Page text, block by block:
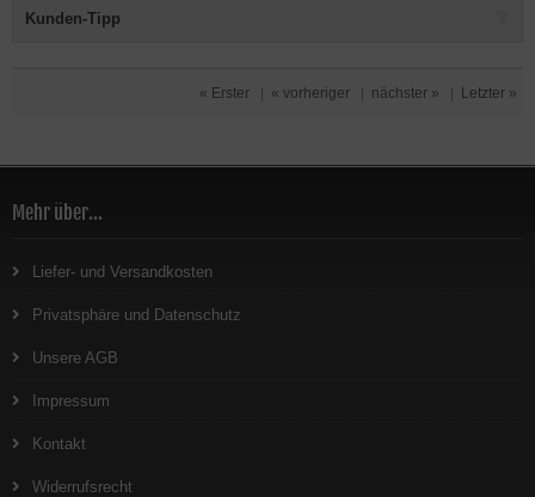
Kunden-Tipp
« Erster « vorheriger nächster » Letzter »
Mehr über...
Liefer- und Versandkosten
Privatsphäre und Datenschutz
Unsere AGB
Impressum
Kontakt
Widerrufsrecht